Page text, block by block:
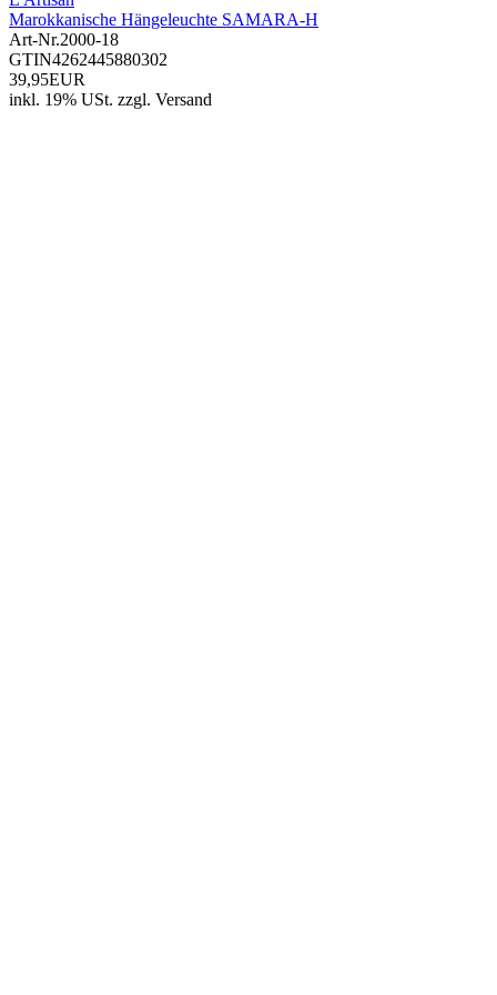
Marokkanische Hängeleuchte SAMARA-H
Art-Nr.2000-18
GTIN4262445880302
39,95EUR
inkl. 19% USt. zzgl. Versand